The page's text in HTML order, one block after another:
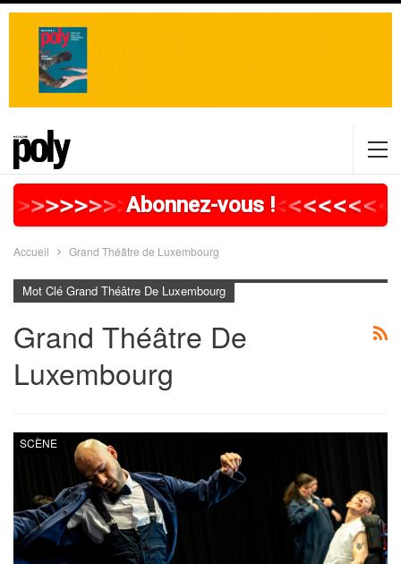
>>>>>>>>>>>>>>>>>
Abonnez-vous !<<<<<<<<
Accueil Grand Théâtre de Luxembourg
Mot Clé Grand Théâtre De Luxembourg
Grand Théâtre De
Luxembourg
SCÈNE